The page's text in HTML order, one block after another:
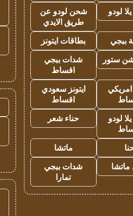
لودو
شحن لودو عن
طريق الايدي
ببجي
بطاقات ايتونز
ستور
شدات ببجي
اقساط
امريكي
ايتونز سعودي
اقساط
لودو
حناء شعر
ماتشا
شدات ببجي
تمارا